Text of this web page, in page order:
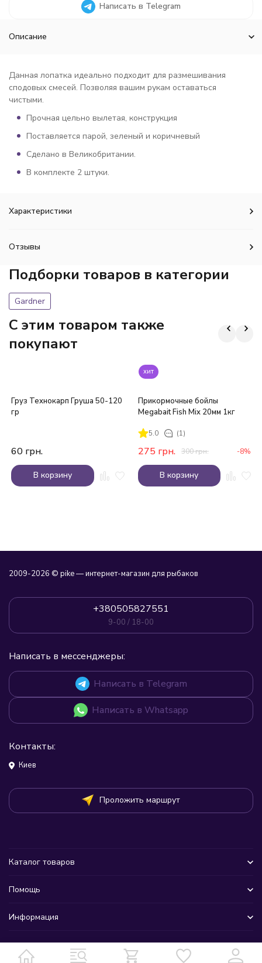
Написать в Telegram
Описание
Данная лопатка идеально подходит для размешивания
сподовых смесей. Позволяя вашим рукам оставаться
чистыми.
Прочная цельно вылетая, конструкция
Поставляется парой, зеленый и коричневый
Сделано в Великобритании.
В комплекте 2 штуки.
Характеристики
Отзывы
Подборки товаров в категории
Gardner
C этим товаром также
покупают
Груз Технокарп Груша 50-120
гр
60 грн.
В корзину
хит
Прикормочные бойлы
Megabait Fish Mix 20мм 1кг
5.0 (1)
275 грн. 300грн. -8%
В корзину
2009-2026 © pike — интернет-магазин для рыбаков
+380505827551
9-00 / 18-00
Написать в мессенджеры:
Написать в Telegram
Написать в Whatsapp
Контакты:
Киев
Проложить маршрут
Каталог товаров
Помощь
Информация